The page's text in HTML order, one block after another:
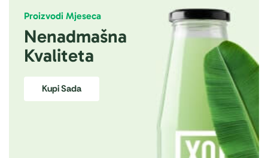
Proizvodi Mjeseca
Nenadmašna
Kvaliteta
Kupi Sada